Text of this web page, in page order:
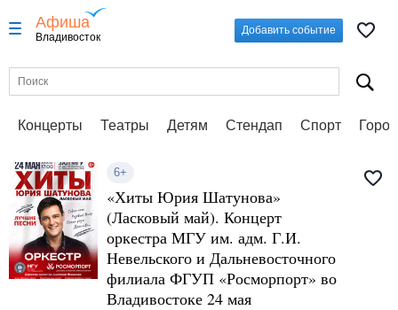
Афиша
Владивосток
Добавить событие
Концерты Театры Детям Стендап Спорт
6+
«Хиты Юрия Шатунова»
(Ласковый май). Концерт
оркестра МГУ им. адм. Г.И.
Невельского и Дальневосточного
филиала ФГУП «Росморпорт» во
Владивостоке 24 мая